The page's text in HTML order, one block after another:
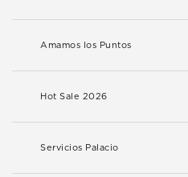
Amamos los Puntos
Hot Sale 2026
Servicios Palacio